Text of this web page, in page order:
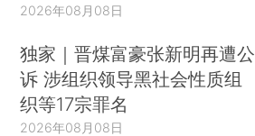
2026年08月08日
独家｜晋煤富豪张新明再遭公
诉 涉组织领导黑社会性质组
织等17宗罪名
2026年08月08日